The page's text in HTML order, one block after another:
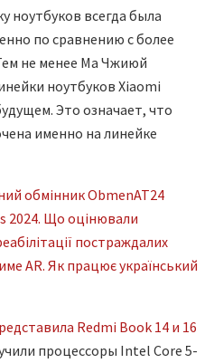
ноутбуков всегда была
по сравнению с более
не менее Ма Чжиюй
ноутбуков Xiaomi
Это означает, что
именно на линейке
обмінник ObmenAT24
2024. Що оцінювали
постраждалих
AR. Як працює український
Redmi Book 14 и 16
процессоры Intel Core 5-